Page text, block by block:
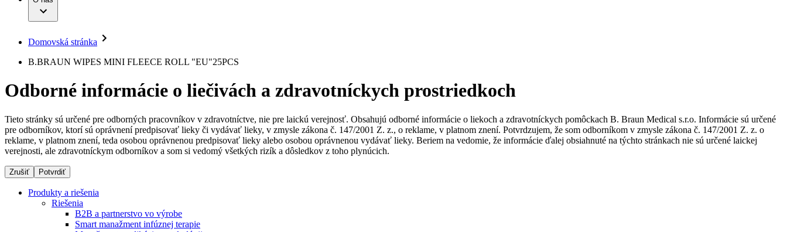
Liečba bolesti
Mimotelové čistenie krvi
Neurochirurgia
Onkológia
Ortopédia
Spinálna chirurgia
Starostlivosť o rany
Starostlivosť o stómiu
Uzatváranie rán
Terapie
Ochorenia
Služby pre pacientov
Vaša príležitosť
Médiá
Tlačové správy
Kontakt
Spoločnosť
Zodpovednosť
Médiá
Kontakt
Domovská stránka
B.BRAUN WIPES MINI FLEECE ROLL "EU"25PCS
Odborné informácie o liečivách a zdravotníckych prostriedkoch
Tieto stránky sú určené pre odborných pracovníkov v zdravotníctve, nie pre laickú verejnosť. Obsahujú odborné informácie o liekoch a zdravotníckych pomôckach B. Braun Medical s.r.o. Informácie sú určené
pre odborníkov, ktorí sú oprávnení predpisovať lieky či vydávať lieky, v zmysle zákona č. 147/2001 Z. z., o reklame, v platnom znení. Potvrdzujem, že som odborníkom v zmysle zákona č. 147/2001 Z. z. o
reklame, v platnom znení, teda osobou oprávnenou predpisovať lieky alebo osobou oprávnenou vydávať lieky. Beriem na vedomie, že informácie ďalej obsiahnuté na týchto stránkach nie sú určené laickej
verejnosti, ale zdravotníckym odborníkov a som si vedomý všetkých rizík a dôsledkov z toho plynúcich.
Zrušiť Potvrdiť
Produkty a riešenia
Riešenia
B2B a partnerstvo vo výrobe
Smart manažment infúznej terapie